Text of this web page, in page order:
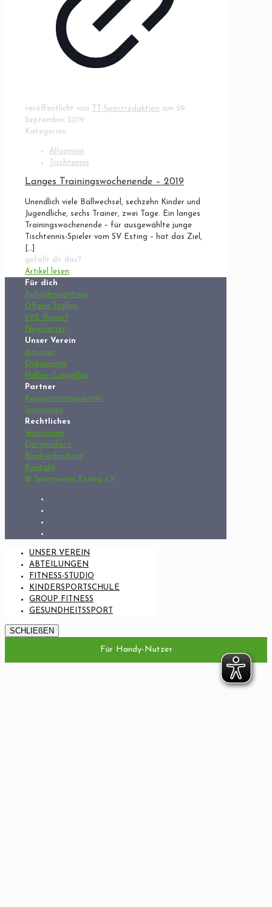
veröffentlicht von TT-Sportredaktion am 29.
September 2019
Kategorien
Allgemein
Tischtennis
Langes Trainingswochenende – 2019
Unendlich viele Ballwechsel, sechzehn Kinder und
Jugendliche, sechs Trainer, zwei Tage. Ein langes
Trainingswochenende – für ausgewählte junge
Tischtennis-Spieler vom SV Esting – hat das Ziel,
[…]
gefällt dir das?
Artikel lesen
Für dich
Aufnahmeantrag
Offene Stellen
SVE Report
Newsletter
Unser Verein
Intranet
Dokumente
Hallen-/Lageplan
Partner
Kooperationspartner
Sponsoren
Rechtliches
Impressum
Datenschutz
Bankverbindung
Kontakt
© Sportverein Esting e.V.
UNSER VEREIN
ABTEILUNGEN
FITNESS-STUDIO
KINDERSPORTSCHULE
GROUP FITNESS
GESUNDHEITSSPORT
SCHLIEßEN
Für Handy-Nutzer